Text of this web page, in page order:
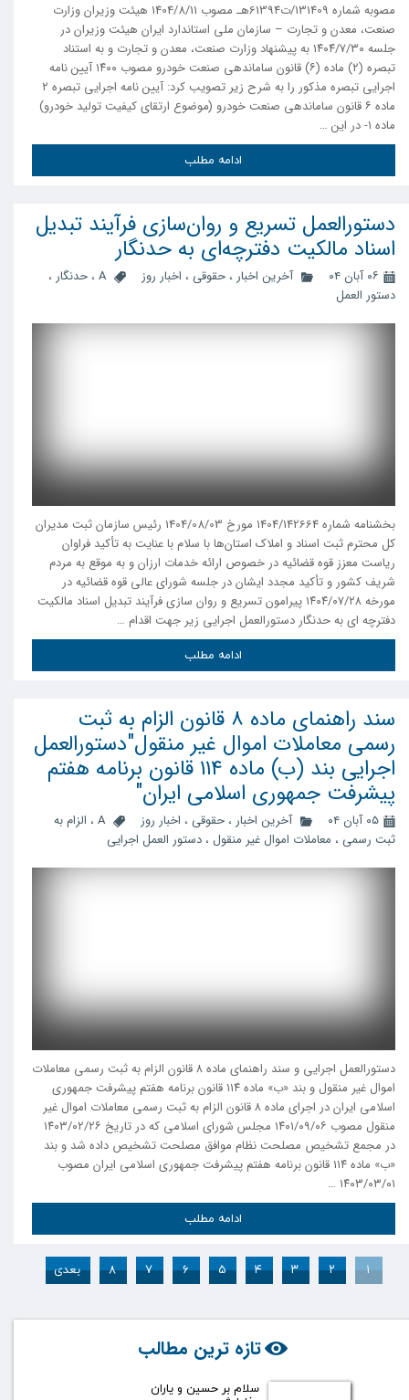
مصوبه شماره 131409/ت61394هـ مصوب 1404/8/11 هیئت وزیران وزارت
صنعت، معدن و تجارت – سازمان ملی استاندارد ایران هیئت وزیران در
جلسه ۱۴۰۴/۷/۳۰ به پیشنهاد وزارت صنعت، معدن و تجارت و به استناد
تبصره (۲) ماده (۶) قانون ساماندهی صنعت خودرو مصوب ۱۴۰۰ آیین نامه
اجرایی تبصره مذکور را به شرح زیر تصویب کرد: آیین نامه اجرایی تبصره ۲
ماده ۶ قانون ساماندهی صنعت خودرو (موضوع ارتقای کیفیت تولید خودرو)
ماده ۱- در این …
ادامه مطلب
دستورالعمل تسریع و روان‌سازی فرآیند تبدیل
اسناد مالکیت دفترچه‌ای به حدنگار
۰۶ آبان ۰۴ آخرین اخبار ، حقوقی ، اخبار روز A ، حدنگار ،
دستور العمل
بخشنامه شماره 1404/142664 مورخ 1404/08/03 رئیس سازمان ثبت مدیران
کل محترم ثبت اسناد و املاک استان‌ها با سلام با عنایت به تأکید فراوان
ریاست معزز قوه قضائیه در خصوص ارائه خدمات ارزان و به موقع به مردم
شریف کشور و تأکید مجدد ایشان در جلسه شورای عالی قوه قضائیه در
مورخه ۱۴۰۴/۰۷/۲۸ پیرامون تسریع و روان سازی فرآیند تبدیل اسناد مالکیت
دفترچه ای به حدنگار دستورالعمل اجرایی زیر جهت اقدام …
ادامه مطلب
سند راهنمای ماده ۸ قانون الزام به ثبت
رسمی معاملات اموال غیر منقول"دستورالعمل
اجرایی بند (ب) ماده ۱۱۴ قانون برنامه هفتم
پیشرفت جمهوری اسلامی ایران"
۰۵ آبان ۰۴ آخرین اخبار ، حقوقی ، اخبار روز A ، الزام به
ثبت رسمی ، معاملات اموال غیر منقول ، دستور العمل اجرایی
دستورالعمل اجرایی و سند راهنمای ماده ۸ قانون الزام به ثبت رسمی معاملات
اموال غیر منقول و بند «ب» ماده ۱۱۴ قانون برنامه هفتم پیشرفت جمهوری
اسلامی ایران در اجرای ماده ۸ قانون الزام به ثبت رسمی معاملات اموال غیر
منقول مصوب ۱۴۰۱/۰۹/۰۶ مجلس شورای اسلامی که در تاریخ ۱۴۰۳/۰۲/۲۶
در مجمع تشخیص مصلحت نظام موافق مصلحت تشخیص داده شد و بند
«ب» ماده ۱۱۴ قانون برنامه هفتم پیشرفت جمهوری اسلامی ایران مصوب
۱۴۰۳/۰۳/۰۱ …
ادامه مطلب
۱ ۲ ۳ ۴ ۵ ۶ ۷ ۸ بعدی
تازه ترین مطالب
سلام بر حسین و یاران